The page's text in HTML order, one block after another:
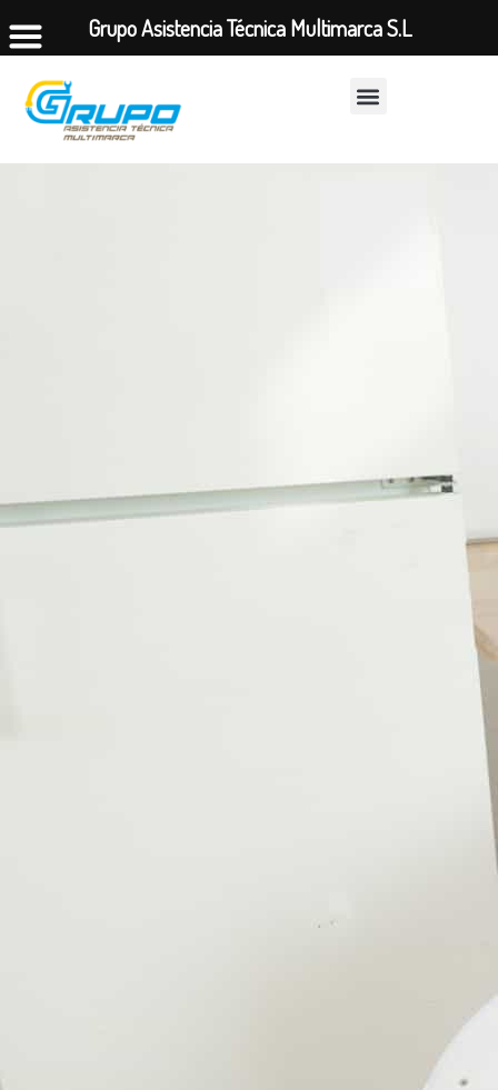
Grupo Asistencia Técnica Multimarca S.L